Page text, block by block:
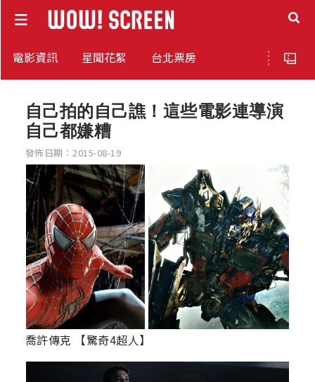
電影資訊 星聞花絮 台北票房
自己拍的自己譙！這些電影連導演
自己都嫌糟
發佈日期：2015-08-19
喬許傳克 【驚奇4超人】